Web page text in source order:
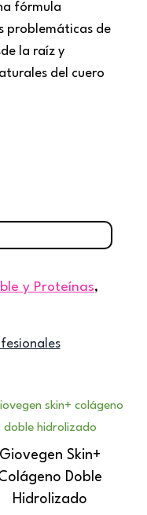
fórmula
problemáticas de
la raíz y
del cuero
y Proteínas,
Giovegen Skin+
Doble
Hidrolizado